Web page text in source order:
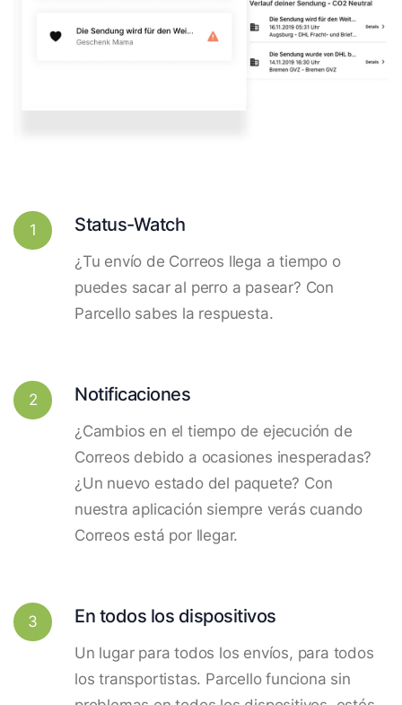
1 Status-Watch
¿Tu envío de Correos llega a tiempo o
puedes sacar al perro a pasear? Con
Parcello sabes la respuesta.
2 Notificaciones
¿Cambios en el tiempo de ejecución de
Correos debido a ocasiones inesperadas?
¿Un nuevo estado del paquete? Con
nuestra aplicación siempre verás cuando
Correos está por llegar.
3 En todos los dispositivos
Un lugar para todos los envíos, para todos
los transportistas. Parcello funciona sin